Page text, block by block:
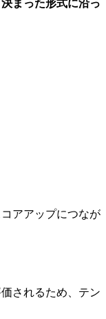
まった形式に沿っ
アアップにつなが
されるため、テン